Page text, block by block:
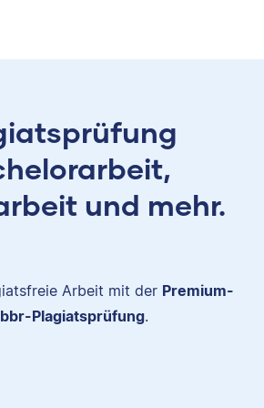
und mehr.
Arbeit mit der Premium-
Plagiatsprüfung.